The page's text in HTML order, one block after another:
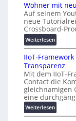
K
o
s
t
e
n
f
a
l
l
e
A
Z
ü
r
i
c
h
:
T
r
e
f
f
p
Wöhner mit
Auf seinem
neue
Crossboard-
Weiterlesen:
W
ö
h
n
e
r
m
i
t
IIoT-
Transparenz
Mit dem IIoT-
Contact die
gleichnamigen
eine
Weiterlesen:
I